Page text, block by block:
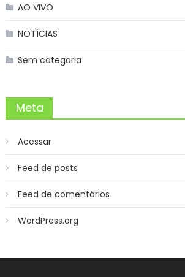
AO VIVO
NOTÍCIAS
Sem categoria
Meta
Acessar
Feed de posts
Feed de comentários
WordPress.org